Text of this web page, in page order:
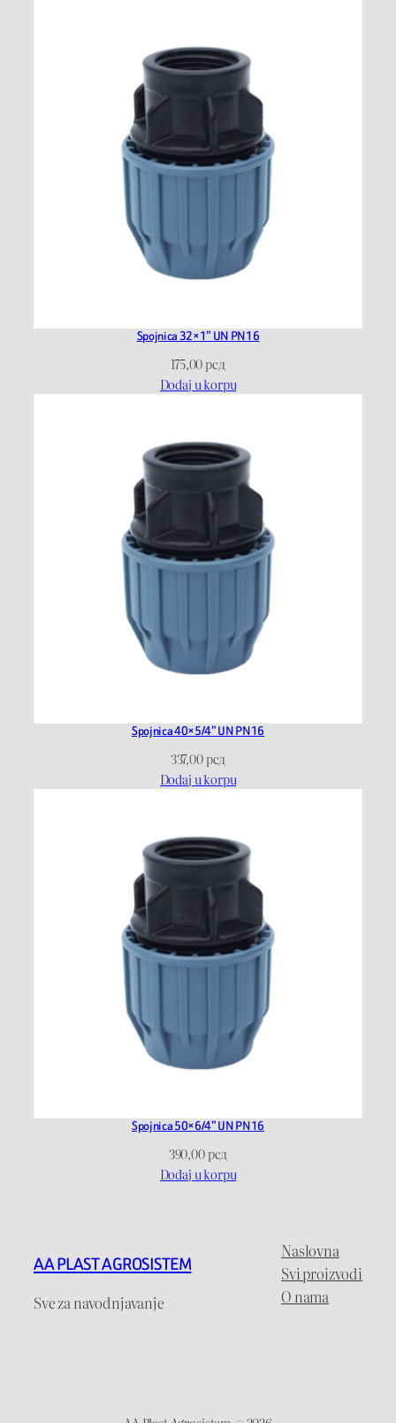
Spojnica 32×1” UN PN16
175,00рсд
Dodaj u korpu
Spojnica 40×5/4” UN PN16
337,00рсд
Dodaj u korpu
Spojnica 50×6/4” UN PN16
390,00рсд
Dodaj u korpu
AA PLAST AGROSISTEM
Sve za navodnjavanje
Naslovna
Svi proizvodi
O nama